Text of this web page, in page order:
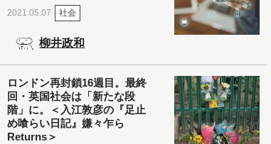
2021.05.07 社会
柳井政和
ロンドン再封鎖16週目。最終
回・英国社会は「新たな段
階」に。＜入江敦彦の『足止
め喰らい日記』嫌々乍ら
Returns＞